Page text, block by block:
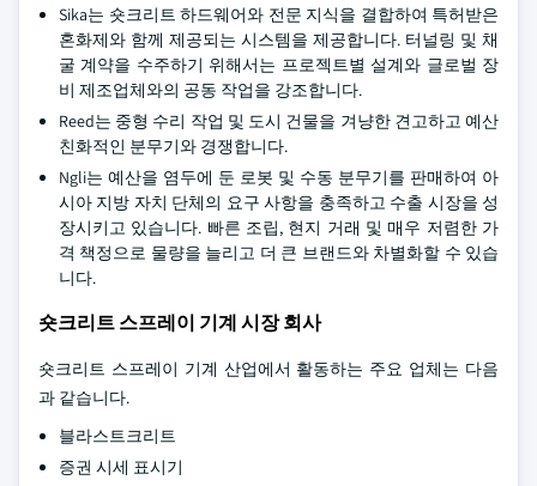
Sika는 숏크리트 하드웨어와 전문 지식을 결합하여 특허받은
혼화제와 함께 제공되는 시스템을 제공합니다. 터널링 및 채
굴 계약을 수주하기 위해서는 프로젝트별 설계와 글로벌 장
비 제조업체와의 공동 작업을 강조합니다.
Reed는 중형 수리 작업 및 도시 건물을 겨냥한 견고하고 예산
친화적인 분무기와 경쟁합니다.
Ngli는 예산을 염두에 둔 로봇 및 수동 분무기를 판매하여 아
시아 지방 자치 단체의 요구 사항을 충족하고 수출 시장을 성
장시키고 있습니다. 빠른 조립, 현지 거래 및 매우 저렴한 가
격 책정으로 물량을 늘리고 더 큰 브랜드와 차별화할 수 있습
니다.
숏크리트 스프레이 기계 시장 회사
숏크리트 스프레이 기계 산업에서 활동하는 주요 업체는 다음
과 같습니다.
블라스트크리트
증권 시세 표시기